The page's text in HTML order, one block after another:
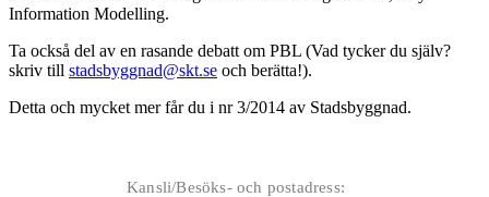
Information Modelling.
Ta också del av en rasande debatt om PBL (Vad tycker du själv?
skriv till stadsbyggnad@skt.se och berätta!).
Detta och mycket mer får du i nr 3/2014 av Stadsbyggnad.
Kansli/Besöks- och postadress: